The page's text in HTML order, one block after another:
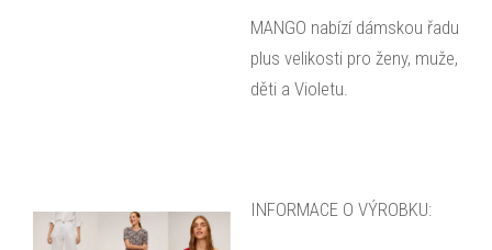
MANGO nabízí dámskou řadu
plus velikosti pro ženy, muže,
děti a Violetu.
INFORMACE O VÝROBKU: